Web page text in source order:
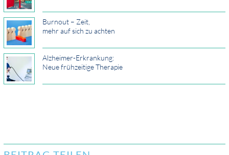
Burnout – Zeit,
mehr auf sich zu achten
Alzheimer-Erkrankung:
Neue frühzeitige Therapie